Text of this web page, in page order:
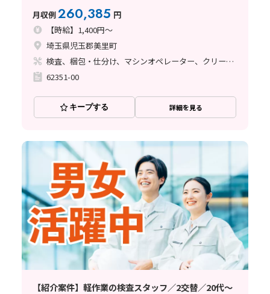
あり)/未経験者歓迎/20～40代の男女活躍中/車通勤可
能/日払い・週払い制度あり
月収例260,385 円
【時給】1,400円～
埼玉県児玉郡美里町
検査、梱包・仕分け、マシンオペレーター、クリーンルーム
62351-00
キープする 詳細を見る
【紹介案件】軽作業の検査スタッフ／2交替／20代～